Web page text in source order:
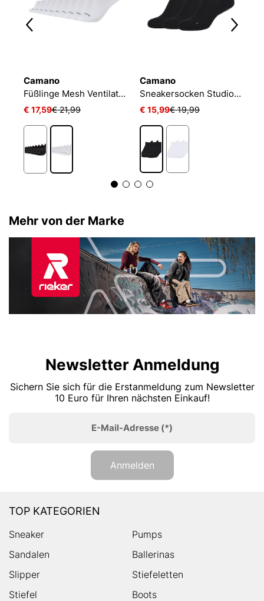
Camano
Füßlinge Mesh Ventilation
€ 17,59€ 21,99
Camano
Sneakersocken Studio-Line Pilates und Yoga
€ 15,99€ 19,99
Mehr von der Marke
Newsletter Anmeldung
Sichern Sie sich für die Erstanmeldung zum Newsletter
10 Euro für Ihren nächsten Einkauf!
E-Mail-Adresse (*)
Anmelden
TOP KATEGORIEN
Sneaker
Pumps
Sandalen
Ballerinas
Slipper
Stiefeletten
Stiefel
Boots